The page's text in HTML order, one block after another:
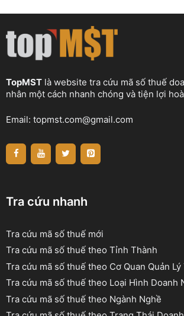
TopMST là website tra cứu mã số thuế
nhân một cách nhanh chóng và tiện lợi
Email: topmst.com@gmail.com
Tra cứu nhanh
Tra cứu mã số thuế mới
Tra cứu mã số thuế theo Tỉnh Thành
Tra cứu mã số thuế theo Cơ Quan Quản
Tra cứu mã số thuế theo Loại Hình Doanh
Tra cứu mã số thuế theo Ngành Nghề